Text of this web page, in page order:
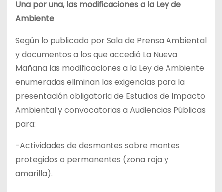
Una por una, las modificaciones a la Ley de
Ambiente
Según lo publicado por Sala de Prensa Ambiental
y documentos a los que accedió La Nueva
Mañana las modificaciones a la Ley de Ambiente
enumeradas eliminan las exigencias para la
presentación obligatoria de Estudios de Impacto
Ambiental y convocatorias a Audiencias Públicas
para:
-Actividades de desmontes sobre montes
protegidos o permanentes (zona roja y
amarilla).